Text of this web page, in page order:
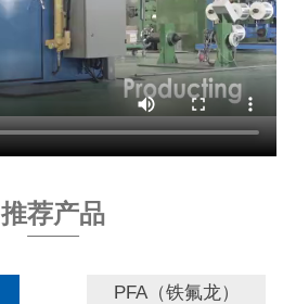
推荐产品
PFA（铁氟龙）